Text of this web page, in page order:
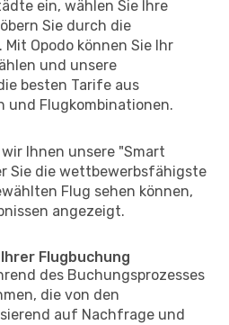
ein, wählen Sie Ihre
Sie durch die
Opodo können Sie Ihr
und unsere
besten Tarife aus
und Flugkombinationen.
Ihnen unsere "Smart
Sie die wettbewerbsfähigste
Flug sehen können,
angezeigt.
Flugbuchung
des Buchungsprozesses
die von den
auf Nachfrage und